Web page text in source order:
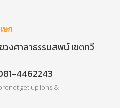
ษก
งศาลาธรรมสพน์ เขตทวี
4462243
get up ions &